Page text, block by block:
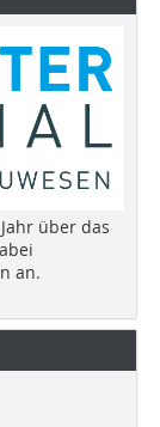
über das
an.